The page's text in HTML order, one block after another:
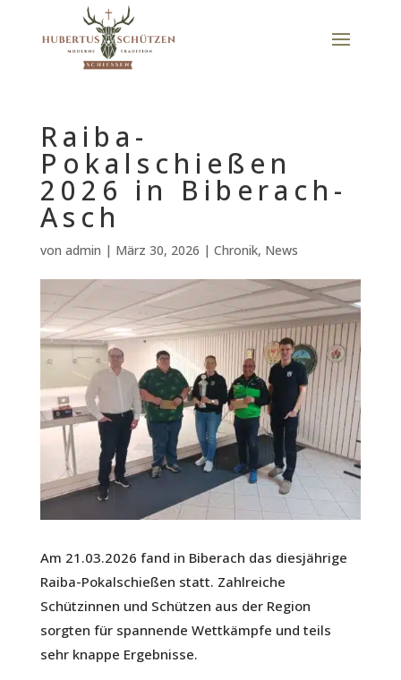
Raiba-
Pokalschießen
2026 in Biberach-
Asch
von admin | März 30, 2026 | Chronik, News
Am 21.03.2026 fand in Biberach das diesjährige
Raiba-Pokalschießen statt. Zahlreiche
Schützinnen und Schützen aus der Region
sorgten für spannende Wettkämpfe und teils
sehr knappe Ergebnisse.